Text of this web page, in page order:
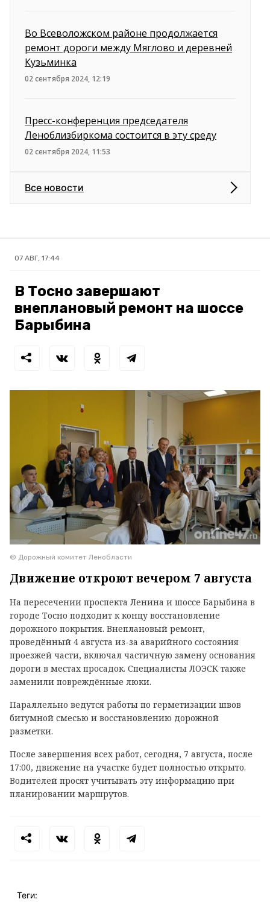
Во Всеволожском районе продолжается
ремонт дороги между Мяглово и деревней
Кузьминка
02 сентября 2024, 12:19
Пресс-конференция председателя
Леноблизбиркома состоится в эту среду
02 сентября 2024, 11:53
Все новости
07 АВГ, 17:44
В Тосно завершают
внеплановый ремонт на шоссе
Барыбина
© Дорожный комитет Ленобласти
Движение откроют вечером 7 августа
На пересечении проспекта Ленина и шоссе Барыбина в
городе Тосно подходит к концу восстановление
дорожного покрытия. Внеплановый ремонт,
проведённый 4 августа из-за аварийного состояния
проезжей части, включал частичную замену основания
дороги в местах просадок. Специалисты ЛОЭСК также
заменили повреждённые люки.
Параллельно ведутся работы по герметизации швов
битумной смесью и восстановлению дорожной
разметки.
После завершения всех работ, сегодня, 7 августа, после
17:00, движение на участке будет полностью открыто.
Водителей просят учитывать эту информацию при
планировании маршрутов.
Теги: